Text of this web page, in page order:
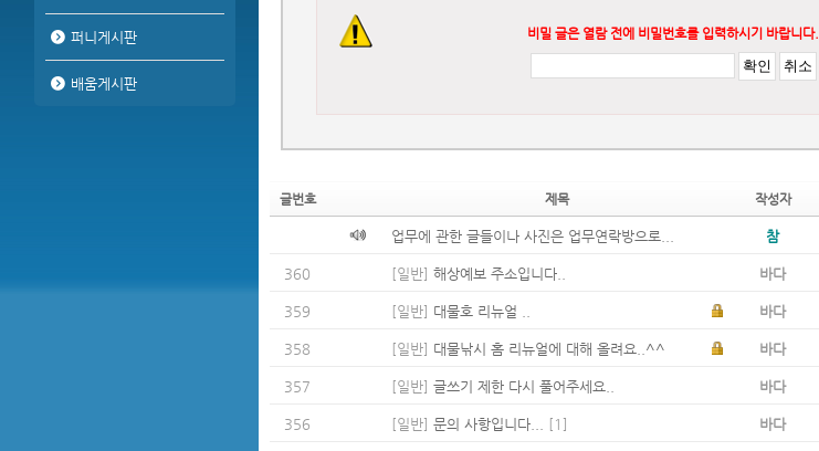
퍼니게시판
배움게시판
비밀 글은 열람 전에 비밀번호를 입력하시기 바랍니다.
글번호 제목 작성자
업무에 관한 글들이나 사진은 업무연락방으로... 참
360 [일반] 해상예보 주소입니다.. 바다
359 [일반] 대물호 리뉴얼 .. 바다
358 [일반] 대물낚시 홈 리뉴얼에 대해 올려요..^^ 바다
357 [일반] 글쓰기 제한 다시 풀어주세요.. 바다
356 [일반] 문의 사항입니다... [1] 바다